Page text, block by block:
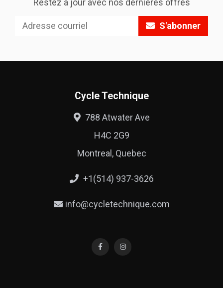
Restez à jour avec nos dernières offres
S'abonner
Cycle Technique
788 Atwater Ave
H4C 2G9
Montreal, Quebec
+1(514) 937-3626
info@cycletechnique.com